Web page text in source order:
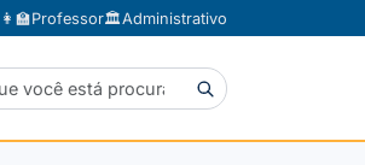
👩‍🏫Professor🏛️Administrativo